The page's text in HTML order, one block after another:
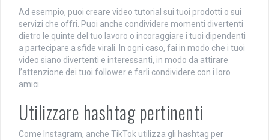
Ad esempio, puoi creare video tutorial sui tuoi prodotti o sui
servizi che offri. Puoi anche condividere momenti divertenti
dietro le quinte del tuo lavoro o incoraggiare i tuoi dipendenti
a partecipare a sfide virali. In ogni caso, fai in modo che i tuoi
video siano divertenti e interessanti, in modo da attirare
l’attenzione dei tuoi follower e farli condividere con i loro
amici.
Utilizzare hashtag pertinenti
Come Instagram, anche TikTok utilizza gli hashtag per